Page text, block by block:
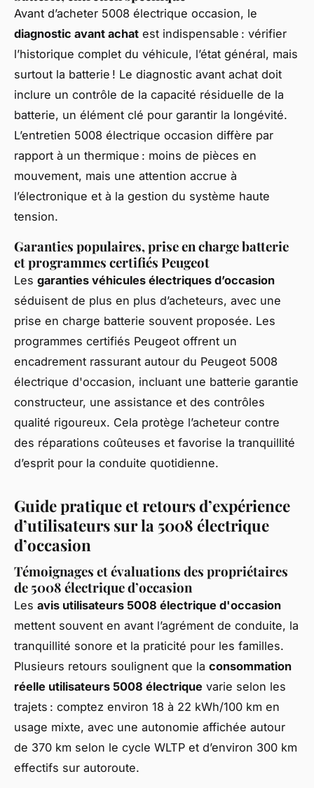
Avant d’acheter 5008 électrique occasion, le
diagnostic avant achat est indispensable : vérifier
l’historique complet du véhicule, l’état général, mais
surtout la batterie ! Le diagnostic avant achat doit
inclure un contrôle de la capacité résiduelle de la
batterie, un élément clé pour garantir la longévité.
L’entretien 5008 électrique occasion diffère par
rapport à un thermique : moins de pièces en
mouvement, mais une attention accrue à
l’électronique et à la gestion du système haute
tension.
Garanties populaires, prise en charge batterie
et programmes certifiés Peugeot
Les garanties véhicules électriques d’occasion
séduisent de plus en plus d’acheteurs, avec une
prise en charge batterie souvent proposée. Les
programmes certifiés Peugeot offrent un
encadrement rassurant autour du Peugeot 5008
électrique d'occasion, incluant une batterie garantie
constructeur, une assistance et des contrôles
qualité rigoureux. Cela protège l’acheteur contre
des réparations coûteuses et favorise la tranquillité
d’esprit pour la conduite quotidienne.
Guide pratique et retours d’expérience
d’utilisateurs sur la 5008 électrique
d’occasion
Témoignages et évaluations des propriétaires
de 5008 électrique d’occasion
Les avis utilisateurs 5008 électrique d'occasion
mettent souvent en avant l’agrément de conduite, la
tranquillité sonore et la praticité pour les familles.
Plusieurs retours soulignent que la consommation
réelle utilisateurs 5008 électrique varie selon les
trajets : comptez environ 18 à 22 kWh/100 km en
usage mixte, avec une autonomie affichée autour
de 370 km selon le cycle WLTP et d’environ 300 km
effectifs sur autoroute.